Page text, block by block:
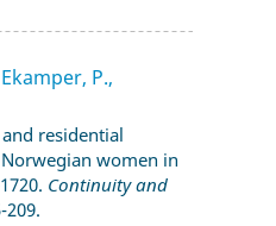
P.,
residential
women in
Continuity and
209.